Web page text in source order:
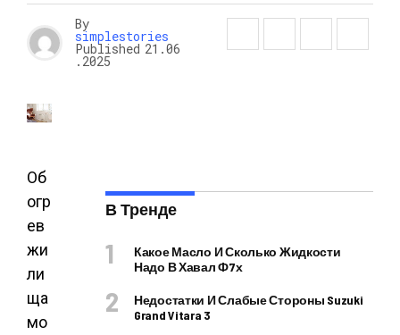
By
simplestories
Published 21.06
.2025
Об
огр
ев
жи
ли
ща
мо
В Тренде
Какое Масло И Сколько Жидкости
Надо В Хавал Ф7х
Недостатки И Слабые Стороны Suzuki
Grand Vitara 3